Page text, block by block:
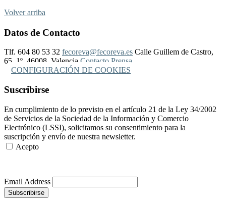
Volver arriba
Datos de Contacto
Tlf. 604 80 53 32 fecoreva@fecoreva.es Calle Guillem de Castro,
65, 1º, 46008, Valencia Contacto Prensa
CONFIGURACIÓN DE COOKIES
Suscribirse
En cumplimiento de lo previsto en el artículo 21 de la Ley 34/2002
de Servicios de la Sociedad de la Información y Comercio
Electrónico (LSSI), solicitamos su consentimiento para la
suscripción y envío de nuestra newsletter.
Acepto
Email Address